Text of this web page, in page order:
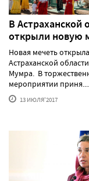
В Астраханской
открыли новую
Новая мечеть
Астраханской
Мумра. В
мероприятии
13 ИЮЛЯ'2017